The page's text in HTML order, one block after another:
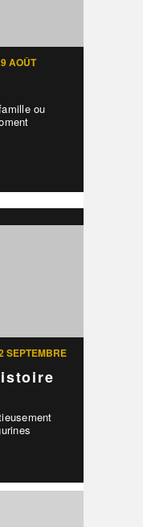
AOÛT
ou
SEPTEMBRE